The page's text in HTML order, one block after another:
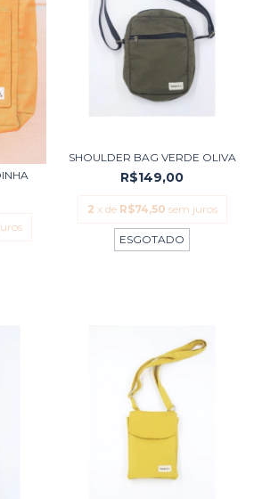
SHOULDER BAG VERDE OLIVA
R$149,00
2 x de R$74,50 sem juros
ESGOTADO